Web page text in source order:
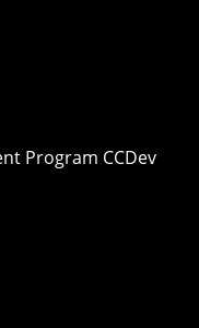
Program CCDev